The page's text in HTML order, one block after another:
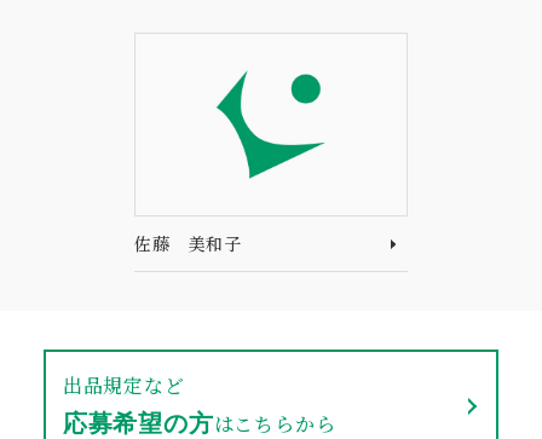
佐藤 美和子
出品規定など
応募希望の方はこちらから